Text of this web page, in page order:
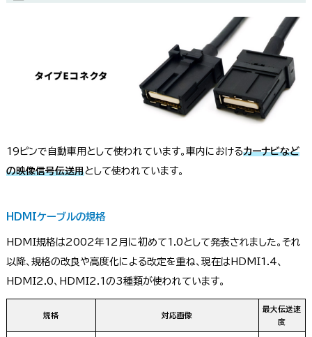
19ピンで自動車用として使われています。車内におけるカーナビなど
の映像信号伝送用として使われています。
HDMIケーブルの規格
HDMI規格は2002年12月に初めて1.0として発表されました。それ
以降、規格の改良や高度化による改定を重ね、現在はHDMI1.4、
HDMI2.0、HDMI2.1の3種類が使われています。
規格 対応画像
最大伝送速
度